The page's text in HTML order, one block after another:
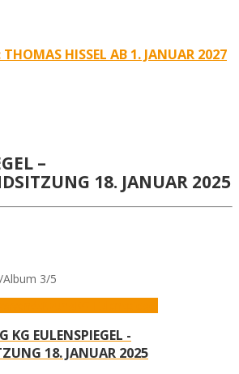
THOMAS HISSEL AB 1. JANUAR 2027
–
18. JANUAR 2025
3/5
KG EULENSPIEGEL -
18. JANUAR 2025